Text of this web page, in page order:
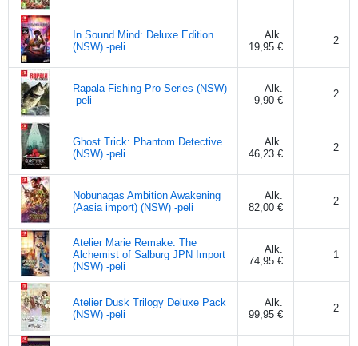
In Sound Mind: Deluxe Edition
(NSW) -peli
Alk.
19,95 €
2
Rapala Fishing Pro Series (NSW)
-peli
Alk.
9,90 €
2
Ghost Trick: Phantom Detective
(NSW) -peli
Alk.
46,23 €
2
Nobunagas Ambition Awakening
(Aasia import) (NSW) -peli
Alk.
82,00 €
2
Atelier Marie Remake: The
Alchemist of Salburg JPN Import
(NSW) -peli
Alk.
74,95 €
1
Atelier Dusk Trilogy Deluxe Pack
(NSW) -peli
Alk.
99,95 €
2